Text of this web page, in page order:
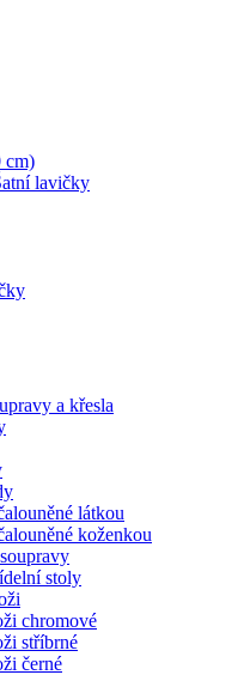
cm)
lavičky
a křesla
látkou
koženkou
stoly
chromové
stříbrné
černé